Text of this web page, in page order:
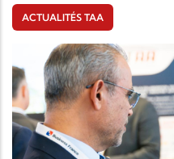
ACTUALITÉS TAA